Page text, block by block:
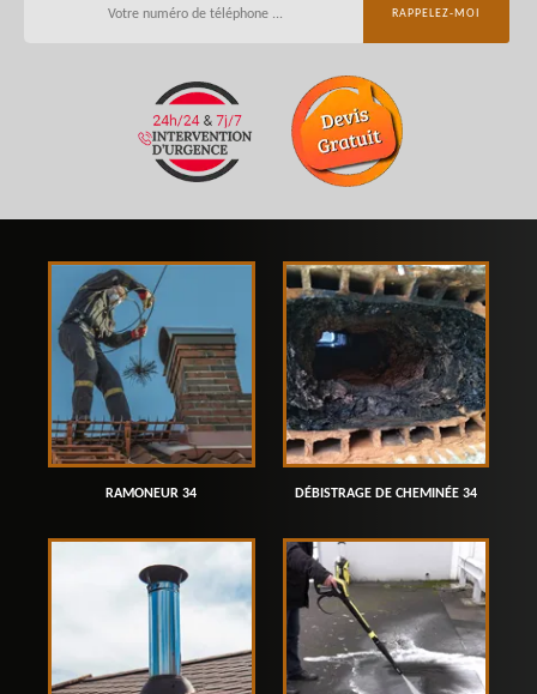
RAMONEUR 34 DÉBISTRAGE DE CHEMINÉE 34